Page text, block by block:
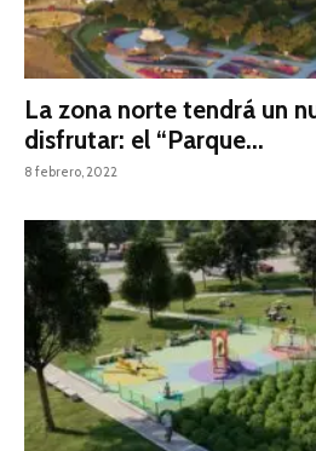
La zona norte tendrá un
disfrutar: el “Parque...
8 febrero, 2022